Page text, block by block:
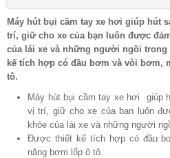
Máy hút bụi cầm tay xe hơi giúp hút
trí, giữ cho xe của bạn luôn được
của lái xe và những người ngồi
kế tích hợp có đầu bơm và vòi bơm,
tô.
Máy hút bụi cầm tay xe hơi giúp
vị trí, giữ cho xe của bạn luôn
khỏe của lái xe và những người
Được thiết kế tích hợp có đầu
năng bơm lốp ô tô.